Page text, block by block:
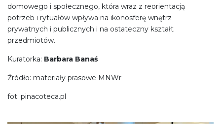
domowego i społecznego, która wraz z reorientacją
potrzeb i rytuałów wpływa na ikonosferę wnętrz
prywatnych i publicznych i na ostateczny kształt
przedmiotów.
Kuratorka: Barbara Banaś
Źródło: materiały prasowe MNWr
fot. pinacoteca.pl